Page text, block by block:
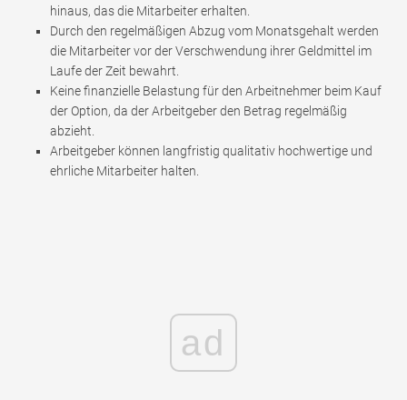
hinaus, das die Mitarbeiter erhalten.
Durch den regelmäßigen Abzug vom Monatsgehalt werden
die Mitarbeiter vor der Verschwendung ihrer Geldmittel im
Laufe der Zeit bewahrt.
Keine finanzielle Belastung für den Arbeitnehmer beim Kauf
der Option, da der Arbeitgeber den Betrag regelmäßig
abzieht.
Arbeitgeber können langfristig qualitativ hochwertige und
ehrliche Mitarbeiter halten.
ad